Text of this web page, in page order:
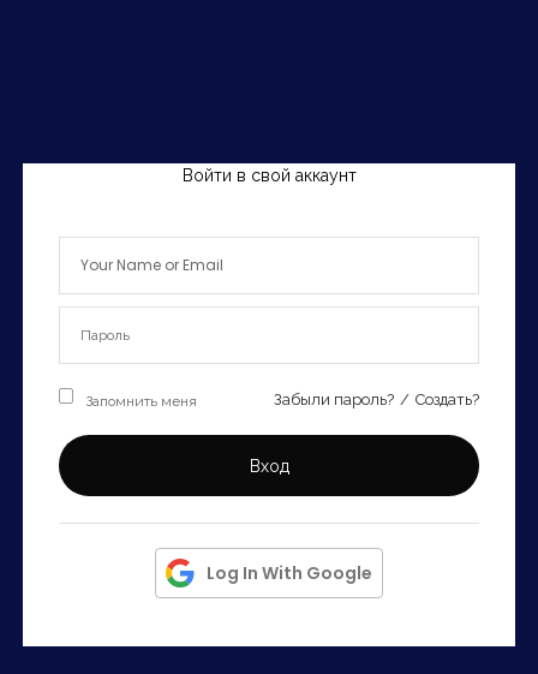
Войти в свой аккаунт
Запомнить меня Создать?
/
Забыли пароль?
Вход
Log In With Google